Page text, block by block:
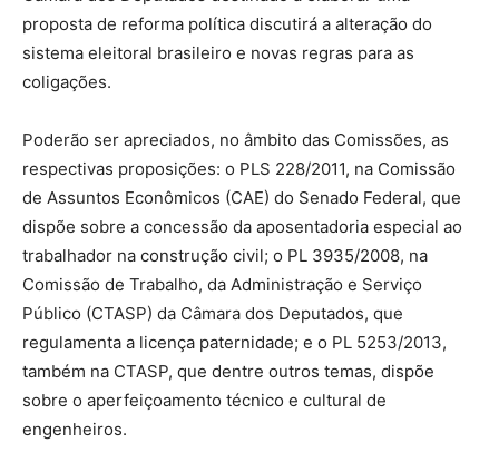
proposta de reforma política discutirá a alteração do
sistema eleitoral brasileiro e novas regras para as
coligações.
Poderão ser apreciados, no âmbito das Comissões, as
respectivas proposições: o PLS 228/2011, na Comissão
de Assuntos Econômicos (CAE) do Senado Federal, que
dispõe sobre a concessão da aposentadoria especial ao
trabalhador na construção civil; o PL 3935/2008, na
Comissão de Trabalho, da Administração e Serviço
Público (CTASP) da Câmara dos Deputados, que
regulamenta a licença paternidade; e o PL 5253/2013,
também na CTASP, que dentre outros temas, dispõe
sobre o aperfeiçoamento técnico e cultural de
engenheiros.